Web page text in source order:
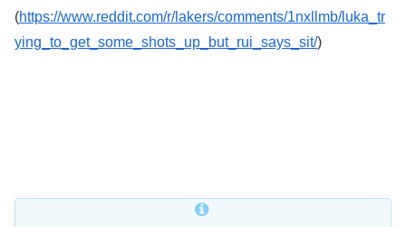
(https://www.reddit.com/r/lakers/comments/1nxllmb/luka_tr
ying_to_get_some_shots_up_but_rui_says_sit/)